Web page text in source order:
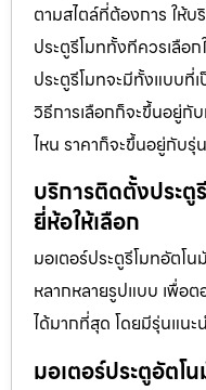
ตามสไตล์ที่ต้องการ ให้
ประตูรีโมททั้งทีควรเลือก
ประตูรีโมทจะมีทั้งแบบที่
วิธีการเลือกก็จะขึ้นอยู่กั
ไหน ราคาก็จะขึ้นอยู่กับ
บริการติดตั้งประตู
ยี่ห้อให้เลือก
มอเตอร์ประตูรีโมทอัตโ
หลากหลายรูปแบบ เพื่อ
ได้มากที่สุด โดยมีรุ่นแนะ
มอเตอร์ประตูอัตโ